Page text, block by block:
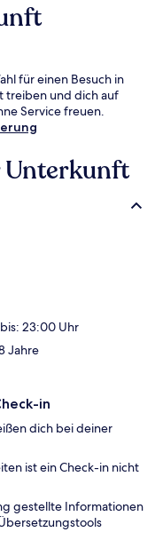
für einen Besuch in
treiben und dich auf
Service freuen.
Unterkunft
23:00 Uhr
Jahre
in
dich bei deiner
ist ein Check-in nicht
gestellte Informationen